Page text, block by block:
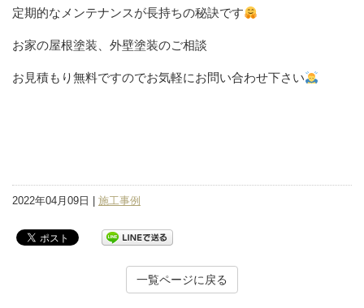
定期的なメンテナンスが長持ちの秘訣です
お家の屋根塗装、外壁塗装のご相談
お見積もり無料ですのでお気軽にお問い合わせ下さい
2022年04月09日 | 施工事例
一覧ページに戻る